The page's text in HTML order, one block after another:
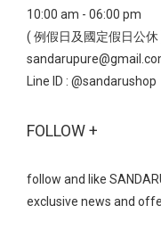
10:00 am - 06:00 pm
( 例假日及國定假日公休
Line ID : @sandarushop
FOLLOW +
follow and like
exclusive news and